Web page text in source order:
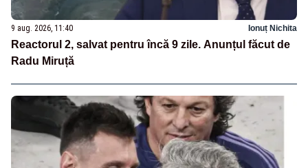
9 aug. 2026, 11:40 Ionuț Nichita
Reactorul 2, salvat pentru încă 9 zile. Anunțul făcut de
Radu Miruță